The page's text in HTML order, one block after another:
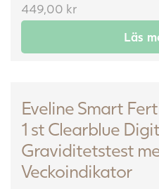
449,00 kr
Läs
Eveline Smart
1 st Clearblue
Graviditetstest
Veckoindikator